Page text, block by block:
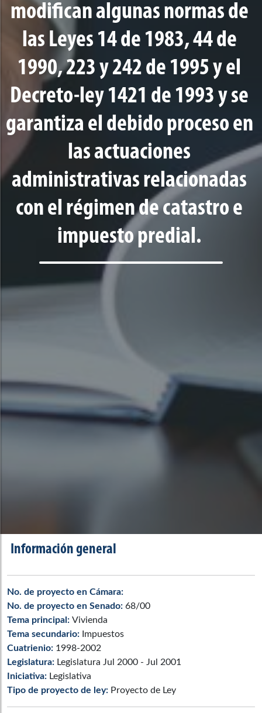
modifican algunas normas de
las Leyes 14 de 1983, 44 de
1990, 223 y 242 de 1995 y el
Decreto-ley 1421 de 1993 y se
garantiza el debido proceso en
las actuaciones
administrativas relacionadas
con el régimen de catastro e
impuesto predial.
Información general
No. de proyecto en Cámara:
No. de proyecto en Senado: 68/00
Tema principal: Vivienda
Tema secundario: Impuestos
Cuatrienio: 1998-2002
Legislatura: Legislatura Jul 2000 - Jul 2001
Iniciativa: Legislativa
Tipo de proyecto de ley: Proyecto de Ley